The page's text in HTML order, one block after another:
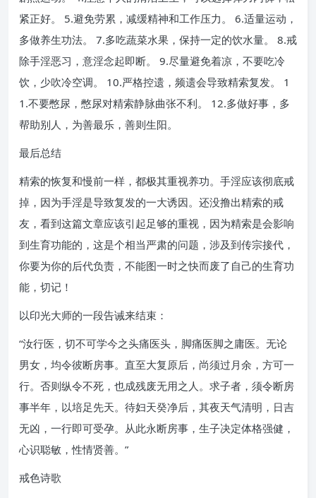
紧正好。 5.避免劳累，减缓精神和工作压力。 6.适量运动，
多做养生功法。 7.多吃蔬菜水果，保持一定的饮水量。 8.戒
除手淫恶习，意淫念起即断。 9.尽量避免着凉，不要吃冷
饮，少吹冷空调。 10.严格控遗，频遗会导致精索复发。 1
1.不要憋尿，憋尿对精索静脉曲张不利。 12.多做好事，多
帮助别人，为善最乐，善则生阳。
最后总结
精索的恢复和慢前一样，都极其重视养功。手淫应该彻底戒
掉，因为手淫是导致复发的一大诱因。还没撸出精索的戒
友，看到这篇文章应该引起足够的重视，因为精索是会影响
到生育功能的，这是个相当严肃的问题，涉及到传宗接代，
你要为你的后代负责，不能图一时之快而废了自己的生育功
能，切记！
以印光大师的一段告诫来结束：
“汝行医，切不可学今之头痛医头，脚痛医脚之庸医。无论
男女，均令彼断房事。直至大复原后，尚须过月余，方可一
行。否则纵令不死，也成残废无用之人。求子者，须令断房
事半年，以培足先天。待妇天癸净后，其夜天气清明，日吉
无凶，一行即可受孕。从此永断房事，生子决定体格强健，
心识聪敏，性情贤善。”
戒色诗歌